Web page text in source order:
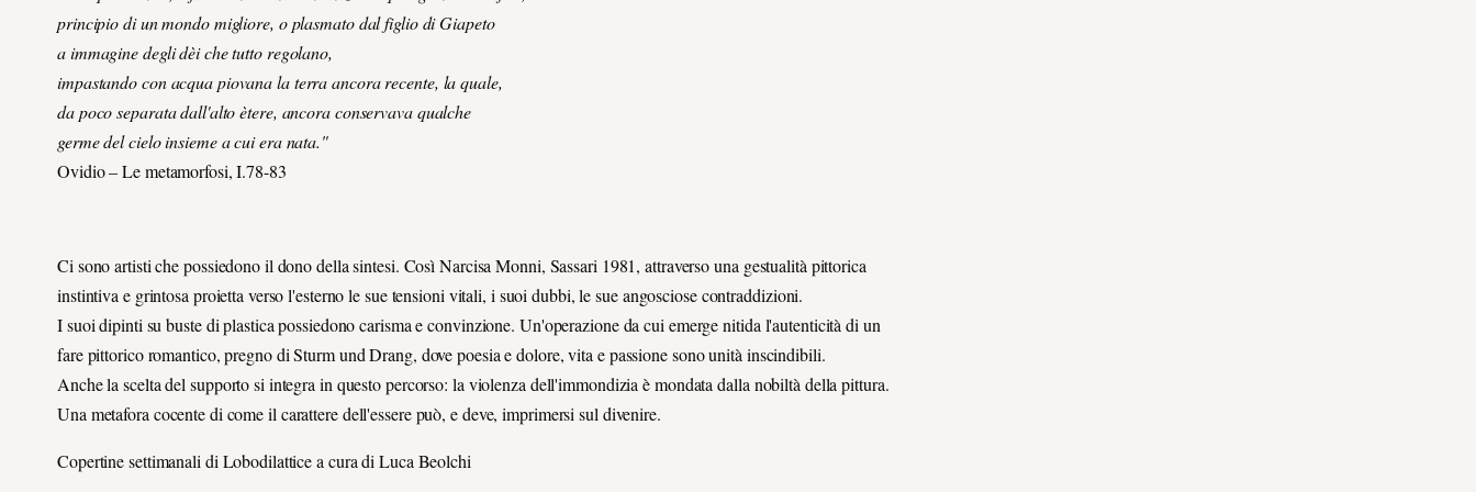
principio di un mondo migliore, o plasmato dal figlio di Giapeto
a immagine degli dèi che tutto regolano,
impastando con acqua piovana la terra ancora recente, la quale,
da poco separata dall'alto ètere, ancora conservava qualche
germe del cielo insieme a cui era nata."
Ovidio – Le metamorfosi, I.78-83
Ci sono artisti che possiedono il dono della sintesi. Così Narcisa Monni, Sassari 1981, attraverso una gestualità pittorica
instintiva e grintosa proietta verso l'esterno le sue tensioni vitali, i suoi dubbi, le sue angosciose contraddizioni.
I suoi dipinti su buste di plastica possiedono carisma e convinzione. Un'operazione da cui emerge nitida l'autenticità di un
fare pittorico romantico, pregno di Sturm und Drang, dove poesia e dolore, vita e passione sono unità inscindibili.
Anche la scelta del supporto si integra in questo percorso: la violenza dell'immondizia è mondata dalla nobiltà della pittura.
Una metafora cocente di come il carattere dell'essere può, e deve, imprimersi sul divenire.
Copertine settimanali di Lobodilattice a cura di Luca Beolchi